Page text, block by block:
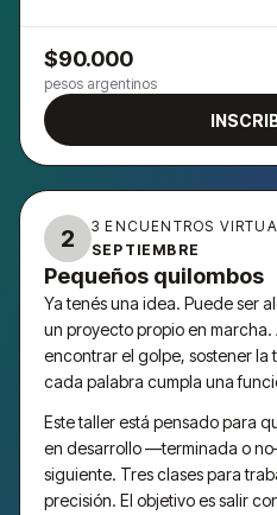
$90.000
pesos argentinos
2
3 ENCUENTROS
SEPTIEMBRE
Pequeños quilombos
Ya tenés una idea. Puede ser
un proyecto propio en marcha.
encontrar el golpe, sostener la
cada palabra cumpla una
Este taller está pensado para
en desarrollo —terminada o
siguiente. Tres clases para
precisión. El objetivo es salir